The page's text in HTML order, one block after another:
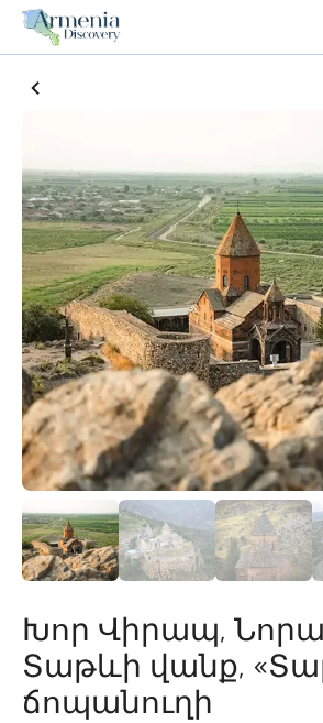
Խոր Վիրապ,
Տաթևի վանք,
ճոպանուղի